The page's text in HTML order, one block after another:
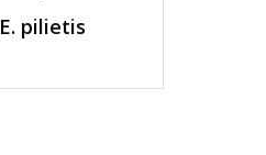
E. pilietis